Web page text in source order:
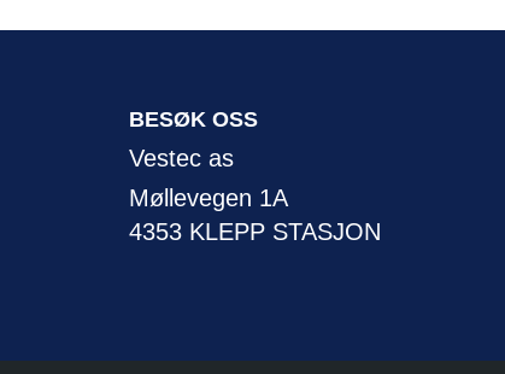
BESØK OSS
Vestec as
Møllevegen 1A
4353 KLEPP STASJON